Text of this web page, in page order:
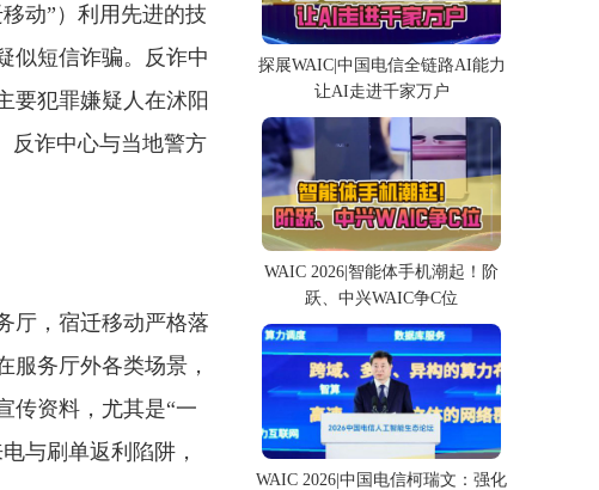
移动”）利用先进的技
似短信诈骗。反诈中
要犯罪嫌疑人在沭阳
反诈中心与当地警方
厅，宿迁移动严格落
务厅外各类场景，
传资料，尤其是“一
与刷单返利陷阱，
探展WAIC|中国电信全链路AI能力
让AI走进千家万户
WAIC 2026|智能体手机潮起！阶
跃、中兴WAIC争C位
WAIC 2026|中国电信柯瑞文：强化